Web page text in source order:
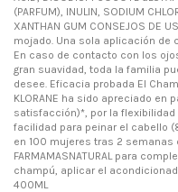
(PARFUM), INULIN, SODIUM
XANTHAN GUM CONSEJOS DE
mojado. Una sola aplicación de
En caso de contacto con los
gran suavidad, toda la familia
desee. Eficacia probada El
KLORANE ha sido apreciado en
satisfacción)*, por la flexibilidad
facilidad para peinar el cabello
en 100 mujeres tras 2 semanas
FARMAMASNATURAL para
champú, aplicar el
400ML